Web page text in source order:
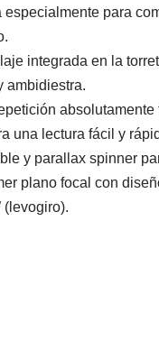
para
integrada en la
ambidiestra.
una lectura fácil y
y parallax spinner
plano focal con
(levogiro).